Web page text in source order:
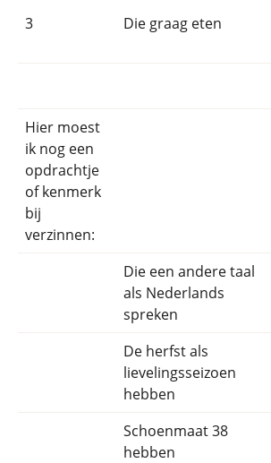
3 Die graag eten
Hier moest
ik nog een
opdrachtje
of kenmerk
bij
verzinnen:
Die een andere taal
als Nederlands
spreken
De herfst als
lievelingsseizoen
hebben
Schoenmaat 38
hebben